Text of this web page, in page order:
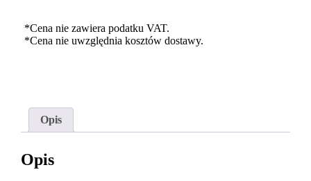
*Cena nie zawiera podatku VAT.
*Cena nie uwzględnia kosztów dostawy.
Opis
Opis